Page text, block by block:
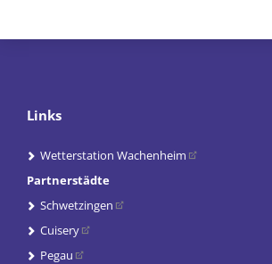
Links
Wetterstation Wachenheim
Partnerstädte
Schwetzingen
Cuisery
Pegau